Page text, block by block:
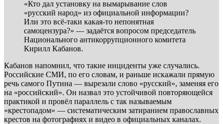
«Кто дал установку на вымарывание слов
«русский народ» из официальной информации?
Или это всё-таки какая-то непонятная
самоцензура?» — задаётся вопросом председатель
Национального антикоррупционного комитета
Кирилл Кабанов.
Кабанов напомнил, что такие инциденты уже случались.
Российские СМИ, по его словам, и раньше искажали прямую
речь самого Путина — вырезали слово «русский», заменяя его
на «российский». Он назвал это устойчивой повторяющейся
практикой и провёл параллель с так называемым
«крестопадом» — систематическим затиранием православных
крестов на фотографиях и видео в официальных каналах.